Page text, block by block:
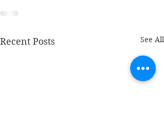
Recent Posts See All